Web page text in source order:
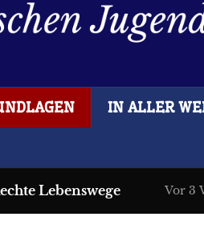
IN ALLER
Vor 3